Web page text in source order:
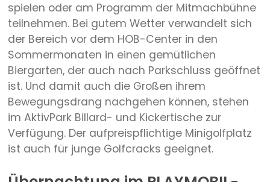
spielen oder am Programm der Mitmachbühne
teilnehmen. Bei gutem Wetter verwandelt sich
der Bereich vor dem HOB-Center in den
Sommermonaten in einen gemütlichen
Biergarten, der auch nach Parkschluss geöffnet
ist. Und damit auch die Großen ihrem
Bewegungsdrang nachgehen können, stehen
im AktivPark Billard- und Kickertische zur
Verfügung. Der aufpreispflichtige Minigolfplatz
ist auch für junge Golfcracks geeignet.